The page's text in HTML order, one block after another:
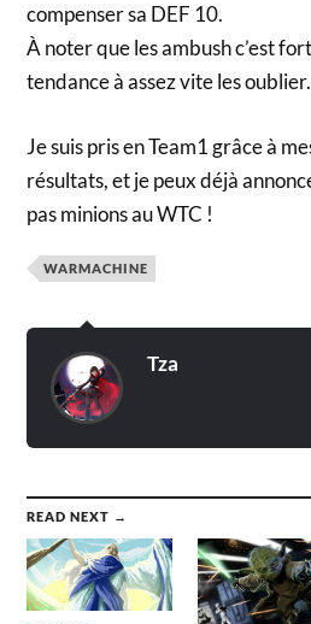
compenser sa DEF 10.
À noter que les ambush c’est
tendance à assez vite les oublier.
Je suis pris en Team1 grâce à
résultats, et je peux déjà
pas minions au WTC !
WARMACHINE
Tza
READ NEXT →